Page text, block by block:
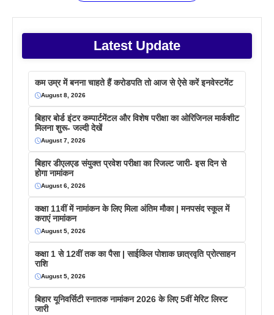
Latest Update
कम उम्र में बनना चाहते हैं करोडपति तो आज से ऐसे करें इनवेस्टमेंट
August 8, 2026
बिहार बोर्ड इंटर कम्पार्टमेंटल और विशेष परीक्षा का ओरिजिनल मार्कशीट
मिलना शुरू- जल्दी देखें
August 7, 2026
बिहार डीएलएड संयुक्त प्रवेश परीक्षा का रिजल्ट जारी- इस दिन से
होगा नामांकन
August 6, 2026
कक्षा 11वीं में नामांकन के लिए मिला अंतिम मौका | मनपसंद स्कूल में
कराएं नामांकन
August 5, 2026
कक्षा 1 से 12वीं तक का पैसा | साईकिल पोशाक छात्रवृति प्रोत्साहन
राशि
August 5, 2026
बिहार यूनिवर्सिटी स्नातक नामांकन 2026 के लिए 5वीं मेरिट लिस्ट
जारी